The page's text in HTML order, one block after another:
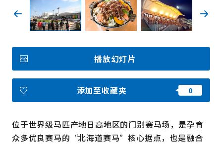
收藏
book gram ube gram book
图库影集
视频
使用条款
链接
语言
位于世界级马匹产地日高地区的门别赛马场，是孕育
众多优良赛马的“北海道赛马”核心据点，也是融合
播放幻灯片
添加至收藏夹